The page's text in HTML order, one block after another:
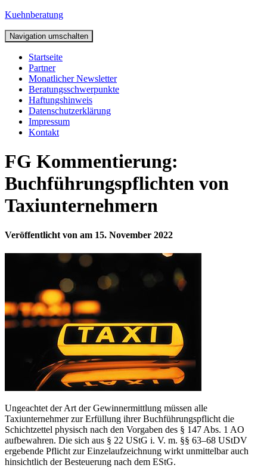
Kuehnberatung
Navigation umschalten
Startseite
Partner
Monatlicher Newsletter
Beratungsschwerpunkte
Haftungshinweis
Datenschutzerklärung
Impressum
Kontakt
FG Kommentierung:
Buchführungspflichten von
Taxiunternehmern
Veröffentlicht von am 15. November 2022
Ungeachtet der Art der Gewinnermittlung müssen alle
Taxiunternehmer zur Erfüllung ihrer Buchführungspflicht die
Schichtzettel physisch nach den Vorgaben des § 147 Abs. 1 AO
aufbewahren. Die sich aus § 22 UStG i. V. m. §§ 63–68 UStDV
ergebende Pflicht zur Einzelaufzeichnung wirkt unmittelbar auch
hinsichtlich der Besteuerung nach dem EStG.